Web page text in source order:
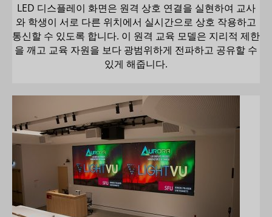
LED 디스플레이 화면은 원격 상호 연결을 실현하여 교사
와 학생이 서로 다른 위치에서 실시간으로 상호 작용하고
통신할 수 있도록 합니다. 이 원격 교육 모델은 지리적 제한
을 깨고 교육 자원을 보다 광범위하게 전파하고 공유할 수
있게 해줍니다.